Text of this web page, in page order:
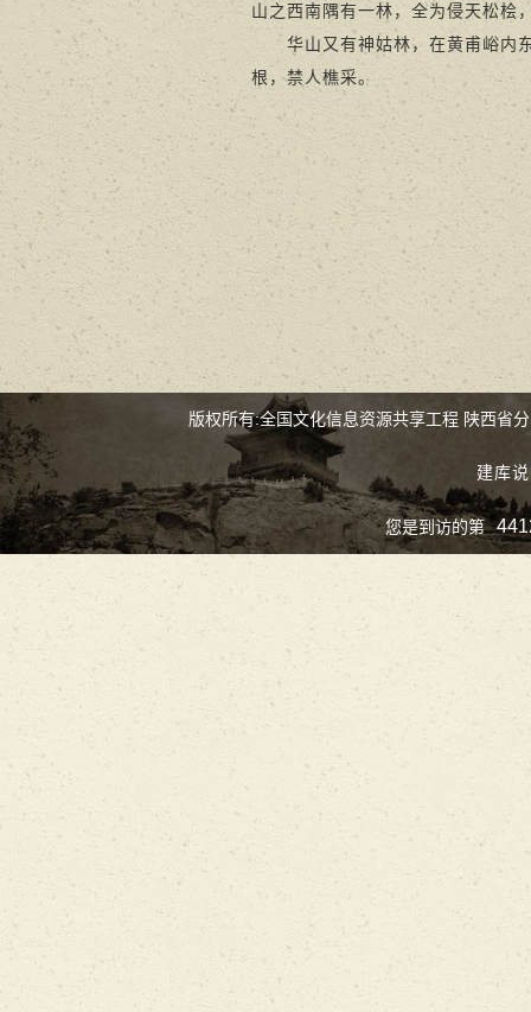
山之西南隅有一林，全为侵天松桧
华山又有神姑林，在黄甫峪内东
根，禁人樵采。
版权所有:全国文化信息资源共享工程 陕西省
建库
您是到访的第